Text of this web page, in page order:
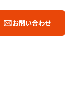
お問い合わせ